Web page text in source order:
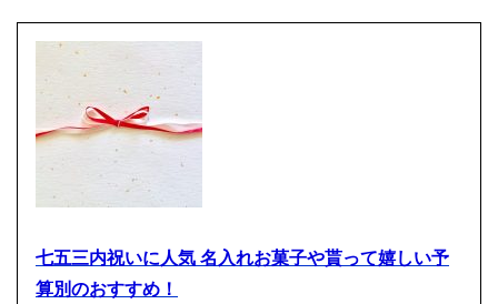
七五三内祝いに人気 名入れお菓子や貰って嬉しい予
算別のおすすめ！